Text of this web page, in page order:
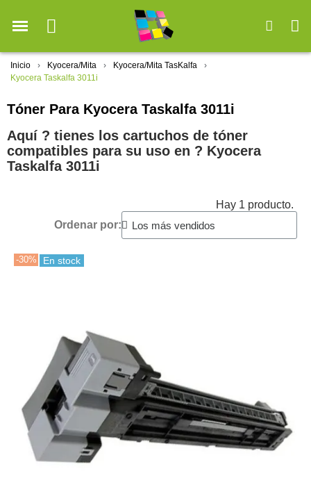
Inicio Kyocera/Mita
Kyocera/Mita TasKalfa
Kyocera Taskalfa 3011i
Tóner Para Kyocera Taskalfa 3011i
Aquí ? tienes los cartuchos de tóner
compatibles para su uso en ?️ Kyocera
Taskalfa 3011i
Hay 1 producto.
Ordenar por:
-30% En stock